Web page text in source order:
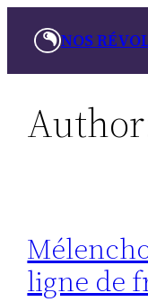
NOS
ligne de